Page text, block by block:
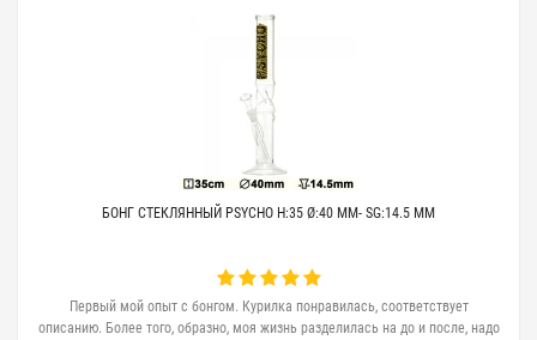
БОНГ СТЕКЛЯННЫЙ PSYCHO H:35 Ø:40 MM- SG:14.5 MM
Первый мой опыт с бонгом. Курилка понравилась, соответствует
описанию. Более того, образно, моя жизнь разделилась на до и после, надо